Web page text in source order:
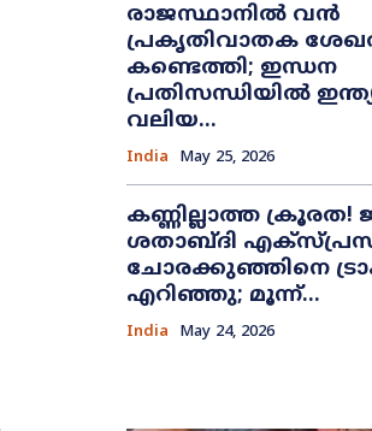
രാജസ്ഥാനിൽ വൻ
പ്രകൃതിവാതക
കണ്ടെത്തി; ഇന്ധന
പ്രതിസന്ധിയിൽ
വലിയ...
India May 25, 2026
കണ്ണില്ലാത്ത ക്രൂരത!
ശതാബ്ദി
ചോരക്കുഞ്ഞിനെ
എറിഞ്ഞു; മൂന്ന്...
India May 24, 2026